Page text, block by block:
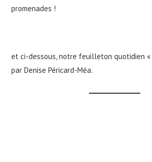
promenades !
et ci-dessous, notre feuilleton quotidien «
par Denise Péricard-Méa.